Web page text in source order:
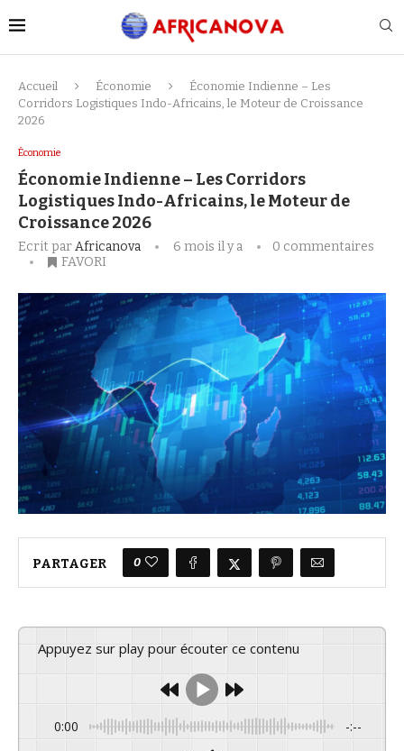
Accueil Économie
Économie Indienne – Les
Corridors Logistiques Indo-Africains, le Moteur de Croissance
2026
Économie
Économie Indienne – Les Corridors
Logistiques Indo-Africains, le Moteur de
Croissance 2026
Ecrit parAfricanova 6 mois il y a
0 commentaires
FAVORI
PARTAGER 0
Appuyez sur play pour écouter ce contenu
0:00 -:--